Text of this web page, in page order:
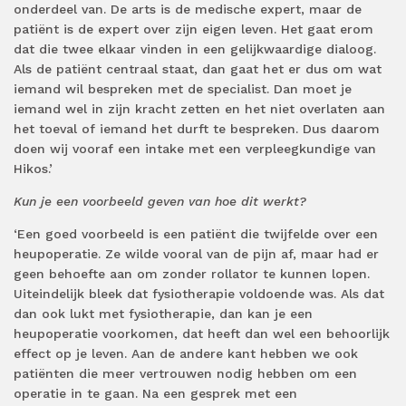
onderdeel van. De arts is de medische expert, maar de
patiënt is de expert over zijn eigen leven. Het gaat erom
dat die twee elkaar vinden in een gelijkwaardige dialoog.
Als de patiënt centraal staat, dan gaat het er dus om wat
iemand wil bespreken met de specialist. Dan moet je
iemand wel in zijn kracht zetten en het niet overlaten aan
het toeval of iemand het durft te bespreken. Dus daarom
doen wij vooraf een intake met een verpleegkundige van
Hikos.’
Kun je een voorbeeld geven van hoe dit werkt?
‘Een goed voorbeeld is een patiënt die twijfelde over een
heupoperatie. Ze wilde vooral van de pijn af, maar had er
geen behoefte aan om zonder rollator te kunnen lopen.
Uiteindelijk bleek dat fysiotherapie voldoende was. Als dat
dan ook lukt met fysiotherapie, dan kan je een
heupoperatie voorkomen, dat heeft dan wel een behoorlijk
effect op je leven. Aan de andere kant hebben we ook
patiënten die meer vertrouwen nodig hebben om een
operatie in te gaan. Na een gesprek met een